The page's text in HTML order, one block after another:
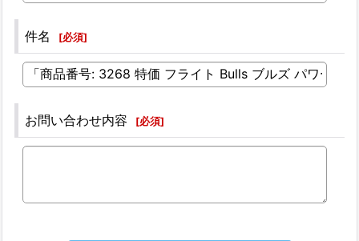
件名 [必須]
お問い合わせ内容 [必須]